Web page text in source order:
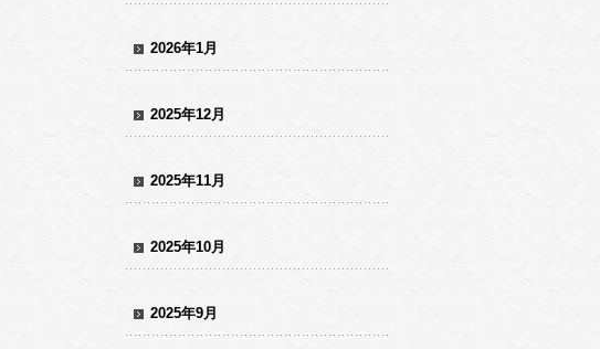
2026年1月
2025年12月
2025年11月
2025年10月
2025年9月